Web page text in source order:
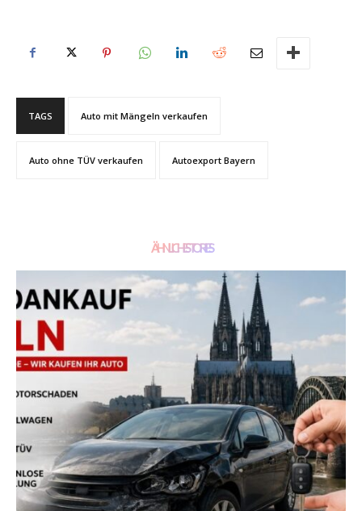
TAGS Auto mit Mängeln verkaufen
Auto ohne TÜV verkaufen Autoexport Bayern
ÄHNLICHE STORIES